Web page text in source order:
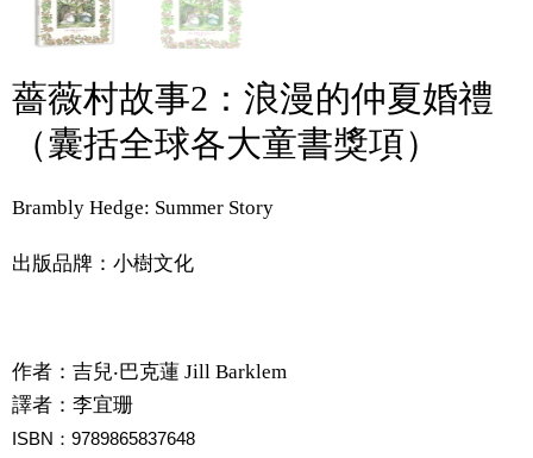
薔薇村故事2：浪漫的仲夏婚禮
（囊括全球各大童書獎項）
Brambly Hedge: Summer Story
出版品牌：小樹文化
作者： 吉兒‧巴克蓮 Jill Barklem
譯者： 李宜珊
ISBN：9789865837648